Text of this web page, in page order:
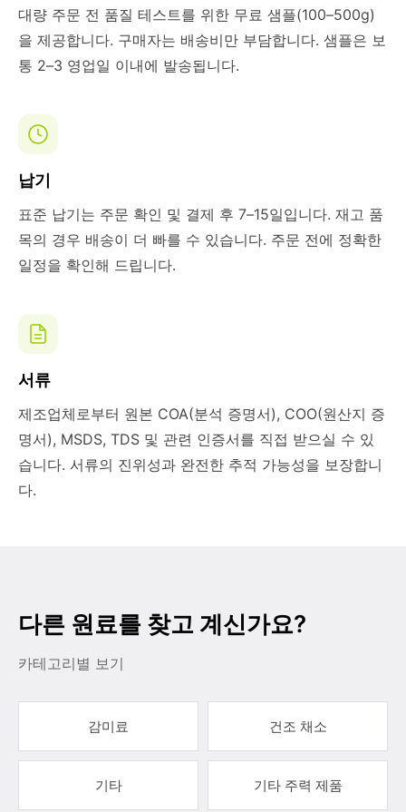
대량 주문 전 품질 테스트를 위한 무료 샘플(100–500g)
을 제공합니다. 구매자는 배송비만 부담합니다. 샘플은 보
통 2–3 영업일 이내에 발송됩니다.
납기
표준 납기는 주문 확인 및 결제 후 7–15일입니다. 재고 품
목의 경우 배송이 더 빠를 수 있습니다. 주문 전에 정확한
일정을 확인해 드립니다.
서류
제조업체로부터 원본 COA(분석 증명서), COO(원산지 증
명서), MSDS, TDS 및 관련 인증서를 직접 받으실 수 있
습니다. 서류의 진위성과 완전한 추적 가능성을 보장합니
다.
다른 원료를 찾고 계신가요?
카테고리별 보기
감미료 건조 채소
기타 기타 주력 제품